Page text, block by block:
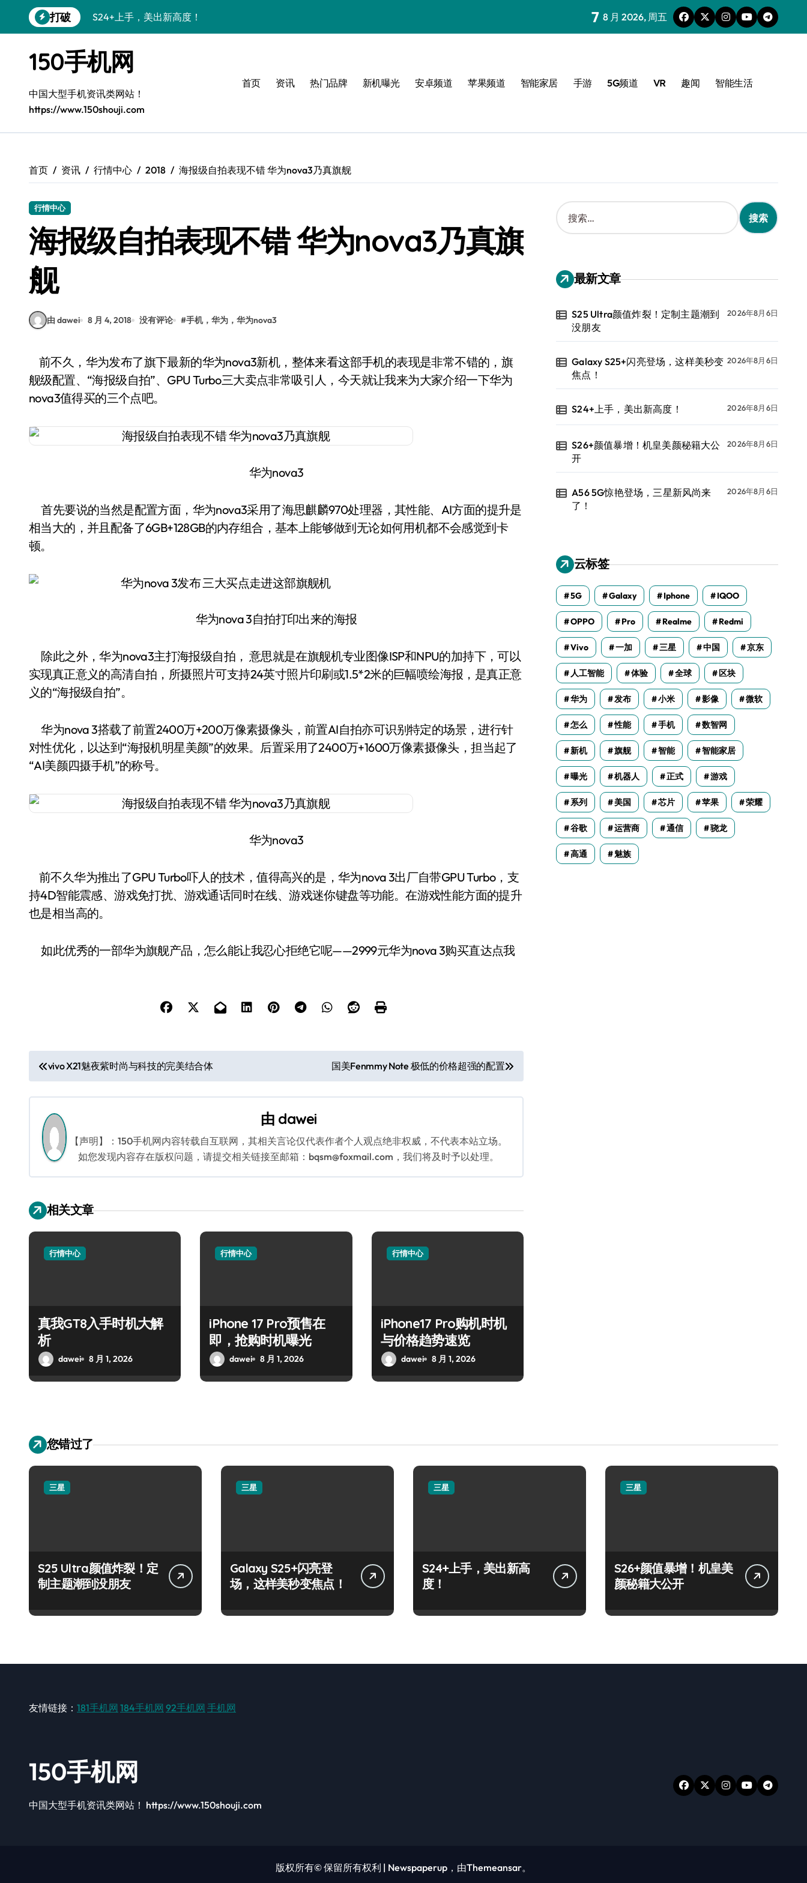
到
打破
S24+上手，美出新高度！
A56 5G惊艳登场，三星新风尚来了！
三星S26上手：3招秒变个性旗舰
S25美化秘籍：个性潮玩，炫酷一键搞定！
Galaxy C55 5G潮定新定义
Galaxy Z Flip6：折叠时尚，秒变潮流焦点
7 8 月 2026, 周五
150手机网
中国大型手机资讯类网站！
https://www.150shouji.com
首页 资讯 热门品牌 新机曝光 安卓频道 苹果频道 智能家居 手游 5G频道 VR 趣闻 智能生活
首页 资讯 行情中心 2018 海报级自拍表现不错 华为nova3乃真旗舰
行情中心
海报级自拍表现不错 华为nova3乃真旗
舰
由 dawei 8 月 4, 2018 没有评论 #手机，华为，华为nova3
前不久，华为发布了旗下最新的华为nova3新机，整体来看这部手机的表现是非常不错的，旗
舰级配置、“海报级自拍”、GPU Turbo三大卖点非常吸引人，今天就让我来为大家介绍一下华为
nova3值得买的三个点吧。
华为nova3
首先要说的当然是配置方面，华为nova3采用了海思麒麟970处理器，其性能、AI方面的提升是
相当大的，并且配备了6GB+128GB的内存组合，基本上能够做到无论如何用机都不会感觉到卡
顿。
华为nova 3自拍打印出来的海报
除此之外，华为nova3主打海报级自拍， 意思就是在旗舰机专业图像ISP和NPU的加持下，可以
实现真正意义的高清自拍，所摄照片可支持24英寸照片印刷或1.5*2米的巨幅喷绘海报，是真正意
义的“海报级自拍”。
华为nova 3搭载了前置2400万+200万像素摄像头，前置AI自拍亦可识别特定的场景，进行针
对性优化，以达到“海报机明星美颜”的效果。后置采用了2400万+1600万像素摄像头，担当起了
“AI美颜四摄手机”的称号。
华为nova3
前不久华为推出了GPU Turbo吓人的技术，值得高兴的是，华为nova 3出厂自带GPU Turbo，支
持4D智能震感、游戏免打扰、游戏通话同时在线、游戏迷你键盘等功能。在游戏性能方面的提升
也是相当高的。
如此优秀的一部华为旗舰产品，怎么能让我忍心拒绝它呢——2999元华为nova 3购买直达点我
文
章
导
航
vivo X21魅夜紫时尚与科技的完美结合体 国美Fenmmy Note 极低的价格超强的配置
由 dawei
【声明】：150手机网内容转载自互联网，其相关言论仅代表作者个人观点绝非权威，不代表本站立场。
如您发现内容存在版权问题，请提交相关链接至邮箱：bqsm@foxmail.com，我们将及时予以处理。
相关文章
行情中心
真我GT8入手时机大解
析
dawei 8 月 1, 2026
行情中心
iPhone 17 Pro预售在
即，抢购时机曝光
dawei 8 月 1, 2026
行情中心
iPhone17 Pro购机时机
与价格趋势速览
dawei 8 月 1, 2026
搜
索
：
最新文章
S25 Ultra颜值炸裂！定制主题潮到
没朋友
2026年8月6日
Galaxy S25+闪亮登场，这样美秒变
焦点！
2026年8月6日
S24+上手，美出新高度！ 2026年8月6日
S26+颜值暴增！机皇美颜秘籍大公
开
2026年8月6日
A56 5G惊艳登场，三星新风尚来
了！
2026年8月6日
云标签
5G Galaxy Iphone IQOO
OPPO Pro Realme Redmi
Vivo 一加 三星 中国 京东
人工智能 体验 全球 区块
华为 发布 小米 影像 微软
怎么 性能 手机 数智网
新机 旗舰 智能 智能家居
曝光 机器人 正式 游戏
系列 美国 芯片 苹果 荣耀
谷歌 运营商 通信 骁龙
高通 魅族
您错过了
三星
S25 Ultra颜值炸裂！定
制主题潮到没朋友
三星
Galaxy S25+闪亮登
场，这样美秒变焦点！
三星
S24+上手，美出新高
度！
三星
S26+颜值暴增！机皇美
颜秘籍大公开
友情链接： 181手机网 184手机网 92手机网 手机网
150手机网
中国大型手机资讯类网站！ https://www.150shouji.com
版权所有© 保留所有权利 | Newspaperup ，由Themeansar。